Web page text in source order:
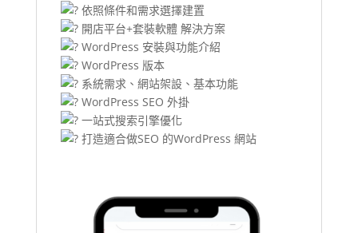
依照條件和需求選擇建置
開店平台+套裝軟體 解決方案
WordPress 安裝與功能介紹
WordPress 版本
系統需求、網站架設、基本功能
WordPress SEO 外掛
一站式搜索引擎優化
打造適合做SEO 的WordPress 網站